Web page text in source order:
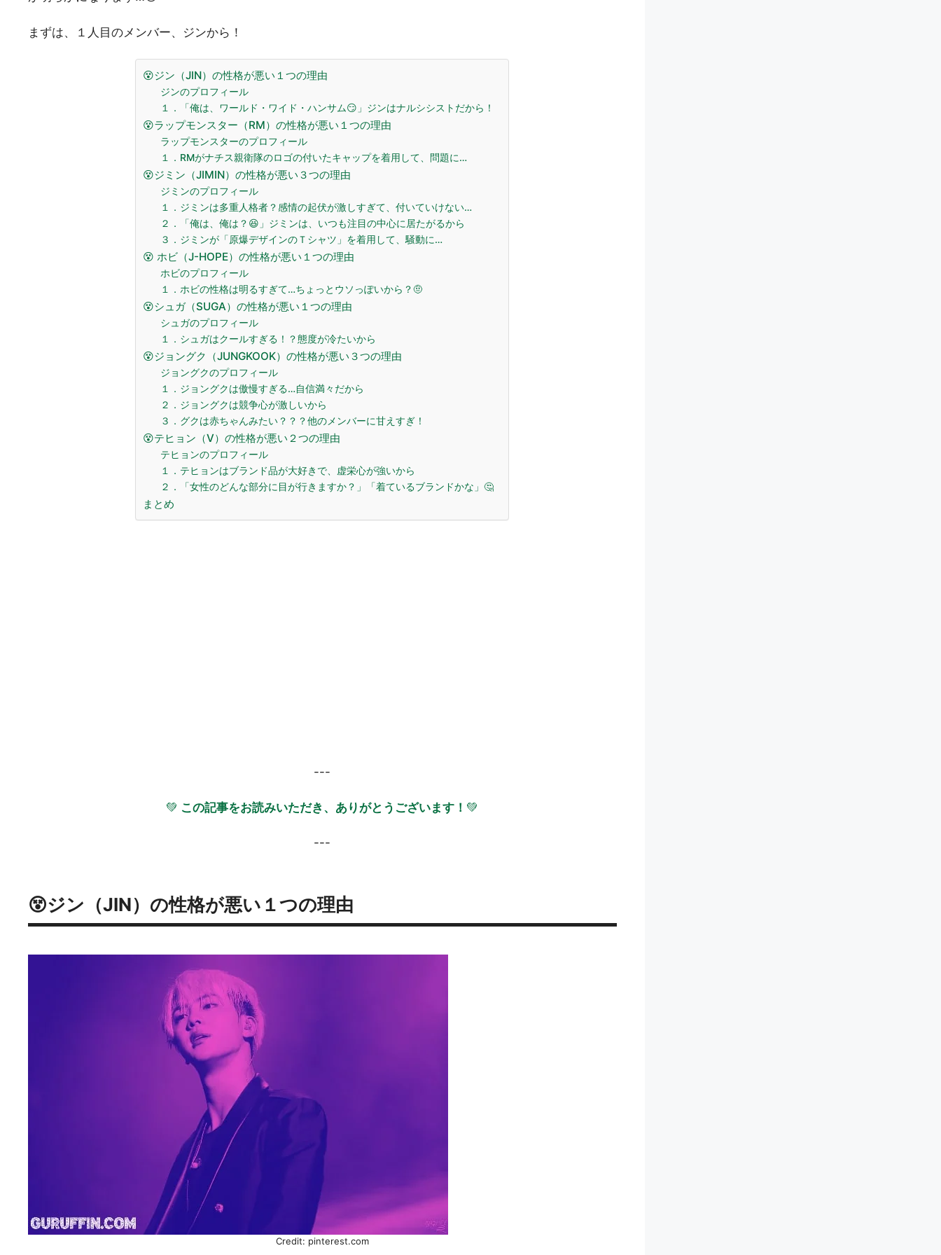
まずは、１人目のメンバー、ジンから！
😵ジン（JIN）の性格が悪い１つの理由
ジンのプロフィール
１．「俺は、ワールド・ワイド・ハンサム😏」ジンはナルシシストだから！
😵ラップモンスター（RM）の性格が悪い１つの理由
ラップモンスターのプロフィール
１．RMがナチス親衛隊のロゴの付いたキャップを着用して、問題に…
😵ジミン（JIMIN）の性格が悪い３つの理由
ジミンのプロフィール
１．ジミンは多重人格者？感情の起伏が激しすぎて、付いていけない…
２．「俺は、俺は？😆」ジミンは、いつも注目の中心に居たがるから
３．ジミンが「原爆デザインのＴシャツ」を着用して、騒動に…
😵 ホビ（J-HOPE）の性格が悪い１つの理由
ホビのプロフィール
１．ホビの性格は明るすぎて…ちょっとウソっぽいから？🤨
😵シュガ（SUGA）の性格が悪い１つの理由
シュガのプロフィール
１．シュガはクールすぎる！？態度が冷たいから
😵ジョングク（JUNGKOOK）の性格が悪い３つの理由
ジョングクのプロフィール
１．ジョングクは傲慢すぎる…自信満々だから
２．ジョングクは競争心が激しいから
３．グクは赤ちゃんみたい？？？他のメンバーに甘えすぎ！
😵テヒョン（V）の性格が悪い２つの理由
テヒョンのプロフィール
１．テヒョンはブランド品が大好きで、虚栄心が強いから
２．「女性のどんな部分に目が行きますか？」「着ているブランドかな」🤔
まとめ
---
💚 この記事をお読みいただき、ありがとうございます！ 💚
---
😵ジン（JIN）の性格が悪い１つの理由
Credit: pinterest.com